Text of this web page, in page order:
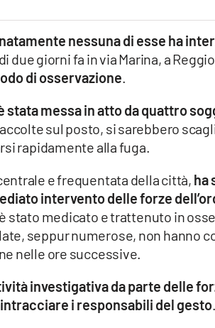
nessuna di esse ha
giorni fa in via Marina, a
di osservazione.
stata messa in atto da quattro
sul posto, si sarebbero
rapidamente alla fuga.
e frequentata della città, ha
intervento delle forze
stato medicato e trattenuto in
seppur numerose, non hanno
nelle ore successive.
investigativa da parte delle
i responsabili del gesto.